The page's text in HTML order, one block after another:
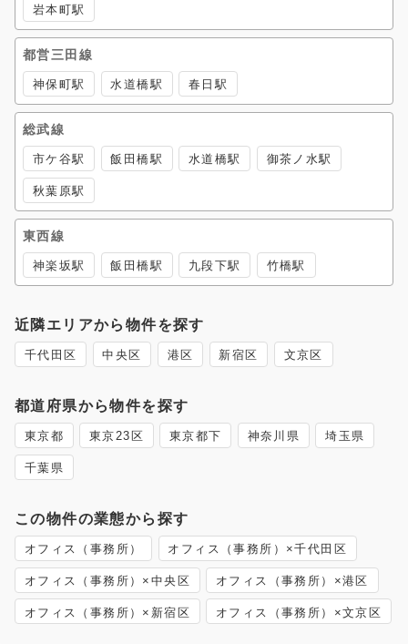
岩本町駅
都営三田線
神保町駅 水道橋駅 春日駅
総武線
市ケ谷駅 飯田橋駅 水道橋駅 御茶ノ水駅
秋葉原駅
東西線
神楽坂駅 飯田橋駅 九段下駅 竹橋駅
近隣エリアから物件を探す
千代田区 中央区 港区 新宿区 文京区
都道府県から物件を探す
東京都 東京23区 東京都下 神奈川県 埼玉県
千葉県
この物件の業態から探す
オフィス（事務所） オフィス（事務所）×千代田区
オフィス（事務所）×中央区 オフィス（事務所）×港区
オフィス（事務所）×新宿区 オフィス（事務所）×文京区